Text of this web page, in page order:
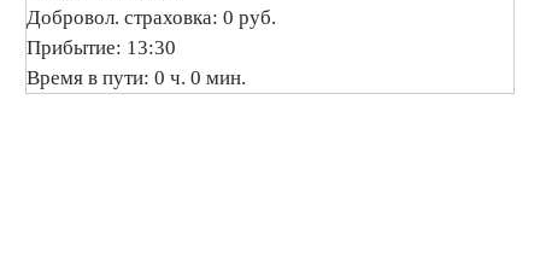
Добровол. страховка: 0 руб.
Прибытие: 13:30
Время в пути: 0 ч. 0 мин.